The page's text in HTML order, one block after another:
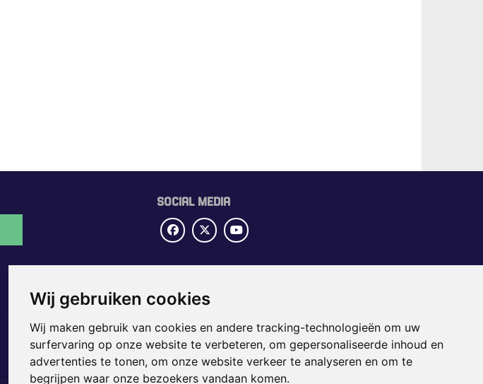
Wij gebruiken cookies
Wij maken gebruik van cookies en andere tracking-technologieën om uw
surfervaring op onze website te verbeteren, om gepersonaliseerde inhoud en
advertenties te tonen, om onze website verkeer te analyseren en om te
begrijpen waar onze bezoekers vandaan komen.
SOCIAL MEDIA
HOME
JOBS
HAPPENING